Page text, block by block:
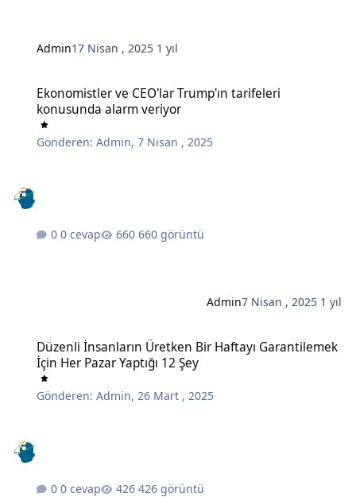
Admin17 Nisan , 2025 1 yıl
Ekonomistler ve CEO'lar Trump'ın tarifeleri
konusunda alarm veriyor
Gönderen:Admin,7 Nisan , 2025
0 cevap 660 görüntü
Admin7 Nisan , 2025 1 yıl
Düzenli İnsanların Üretken Bir Haftayı Garantilemek
İçin Her Pazar Yaptığı 12 Şey
Gönderen:Admin, 26 Mart , 2025
0 cevap 426 görüntü